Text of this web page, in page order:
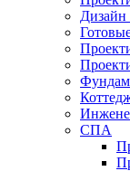
Дизайн
СПА